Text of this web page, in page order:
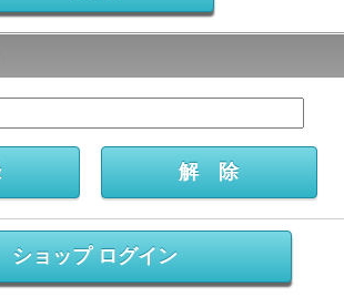
ショップ ログイン